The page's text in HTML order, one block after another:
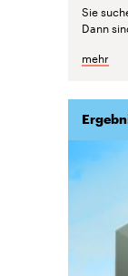
Sie
Dann
mehr